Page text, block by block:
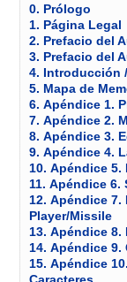
0. Prólogo
1. Página Legal
2. Prefacio del
3. Prefacio del
4. Introducción
5. Mapa de
6. Apéndice 1.
7. Apéndice 2.
8. Apéndice 3.
9. Apéndice 4.
10. Apéndice 5.
11. Apéndice 6.
12. Apéndice 7.
Player/Missile
13. Apéndice 8.
14. Apéndice 9.
15. Apéndice
Caracteres